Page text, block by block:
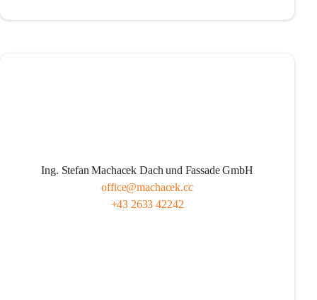
Ing. Stefan Machacek Dach und Fassade GmbH
office@machacek.cc
+43 2633 42242